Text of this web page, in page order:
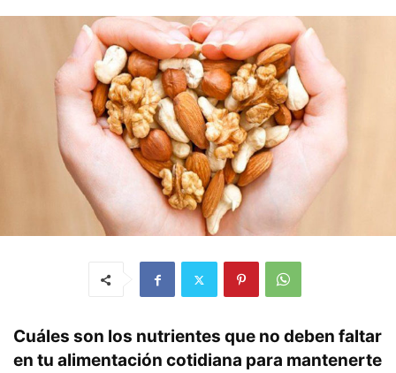
Cuáles son los nutrientes que no deben faltar
en tu alimentación cotidiana para mantenerte